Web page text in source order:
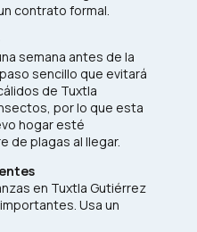
contrato formal.
semana antes de la
sencillo que evitará
de Tuxtla
por lo que esta
hogar esté
de plagas al llegar.
en Tuxtla Gutiérrez
Usa un